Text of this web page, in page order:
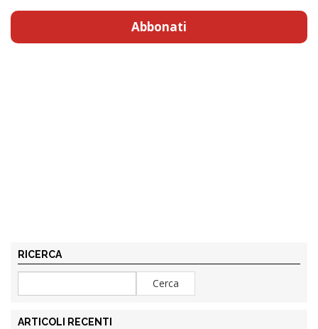
Abbonati
RICERCA
ARTICOLI RECENTI